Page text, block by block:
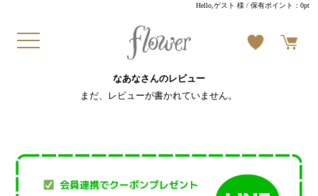
Hello,ゲスト 様 / 保有ポイント：0pt
なあなさんのレビュー
まだ、レビューが書かれていません。